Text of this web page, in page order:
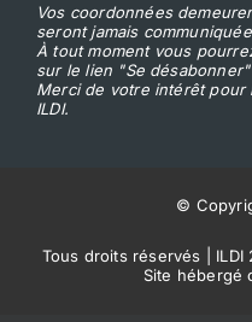
Vos coordonnées
seront jamais
À tout moment vous
sur le lien "Se
Merci de votre intérêt pour
ILDI.
©
Tous droits réservés | ILDI
Site hébergé